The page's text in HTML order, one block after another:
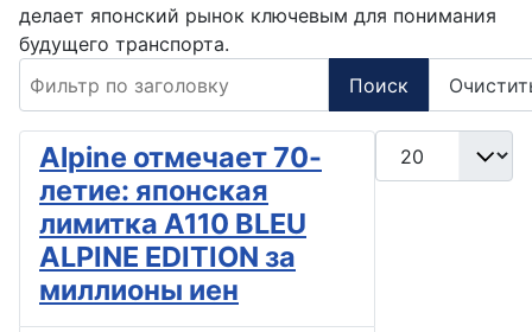
делает японский рынок ключевым для понимания
будущего транспорта.
Поиск
Кол-во строк:
Alpine отмечает 70-
летие: японская
лимитка A110 BLEU
ALPINE EDITION за
миллионы иен